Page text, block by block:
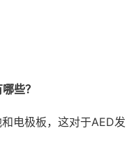
些？
电极板，这对于AED发